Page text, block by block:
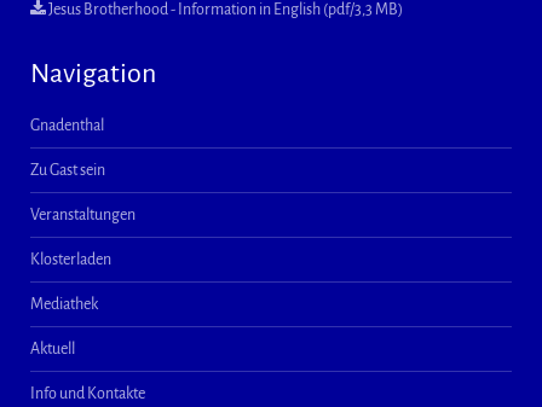
Jesus Brotherhood - Information in English (pdf/3,3 MB)
Navigation
Gnadenthal
Zu Gast sein
Veranstaltungen
Klosterladen
Mediathek
Aktuell
Info und Kontakte